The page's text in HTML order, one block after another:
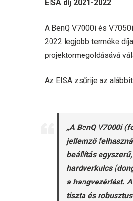
EISA díj 2021-2022
A BenQ V7000i és
2022 legjobb terméke
projektormegoldásává
Az EISA zsűrije az
„A BenQ V7000i
jellemző
beállítás
hardverkulcs
a hangvezérlést.
tiszta és